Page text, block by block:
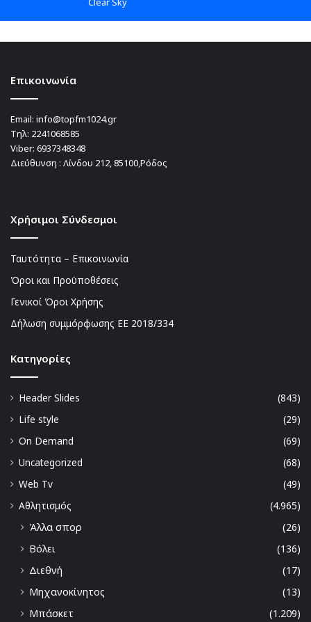
Επικοινωνία
Email: info@topfm1024.gr
Τηλ: 2241068585
Viber: 6937348348
Διεύθυνση : Λίνδου 212, 85100,Ρόδος
Χρήσιμοι Σύνδεσμοι
Ταυτότητα – Επικοινωνία
Όροι και Προϋποθέσεις
Γενικοί Όροι Χρήσης
Δήλωση συμμόρφωσης ΕΕ 2018/334
Kατηγορίες
Header Slides
(843)
Life style
(29)
On Demand
(69)
Uncategorized
(68)
Web Tv
(49)
Αθλητισμός
(4.965)
Άλλα σπορ
(26)
Βόλει
(136)
Διεθνή
(17)
Μηχανοκίνητος
(13)
Μπάσκετ
(1.209)